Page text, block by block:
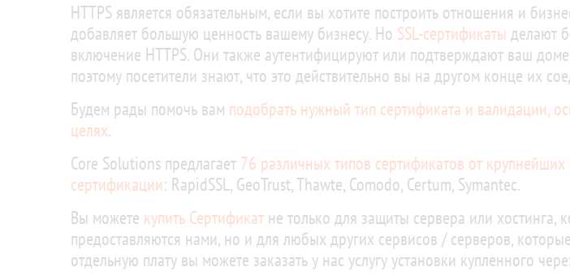
HTTPS является обязательным, если вы хотите построить отношения и
добавляет большую ценность вашему бизнесу. Но SSL-сертификаты делают
включение HTTPS. Они также аутентифицируют или подтверждают ваш
поэтому посетители знают, что это действительно вы на другом конце их
Будем рады помочь вам подобрать нужный тип сертификата и валидации,
целях.
Core Solutions предлагает 76 различных типов сертификатов от крупнейших
сертификации: RapidSSL, GeoTrust, Thawte, Comodo, Certum, Symantec.
Вы можете купить Сертификат не только для защиты сервера или хостинга,
предоставляются нами, но и для любых других сервисов / серверов,
отдельную плату вы можете заказать у нас услугу установки купленного